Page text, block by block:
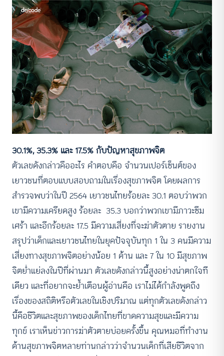
30.1%, 35.3% และ 17.5% กับปัญหาสุขภาพจิต
ตัวเลขดังกล่าวคืออะไร คำตอบคือ จำนวนเปอร์เซ็นต์ของ
เยาวชนที่ตอบแบบสอบถามในเรื่องสุขภาพจิต โดยผลการ
สำรวจพบว่าในปี 2564 เยาวชนไทยร้อยละ 30.1 ตอบว่าพวก
เขามีความเครียดสูง ร้อยละ 35.3 บอกว่าพวกเขามีภาวะซึม
เศร้า และอีกร้อยละ 17.5 มีความเสี่ยงที่จะฆ่าตัวตาย รายงาน
สรุปว่าเด็กและเยาวชนไทยในยุคปัจจุบันทุก 1 ใน 3 คนมีความ
เสี่ยงทางสุขภาพจิตอย่างน้อย 1 ด้าน และ 7 ใน 10 มีสุขภาพ
จิตย่ำแย่ลงในปีที่ผ่านมา ตัวเลขดังกล่าวนี้สูงอย่างน่าตกใจที
เดียว และที่อยากจะย้ำเตือนผู้อ่านคือ เราไม่ได้กำลังพูดถึง
เรื่องของสถิติหรือตัวเลขในเชิงปริมาณ แต่ทุกตัวเลขดังกล่าว
นี้คือชีวิตและสุขภาพของเด็กไทยที่ขาดความสุขและมีความ
ทุกข์ เราเห็นข่าวการฆ่าตัวตายบ่อยครั้งขึ้น คุณหมอที่ทำงาน
ด้านสุขภาพจิตหลายท่านกล่าวว่าจำนวนเด็กที่เสียชีวิตจาก